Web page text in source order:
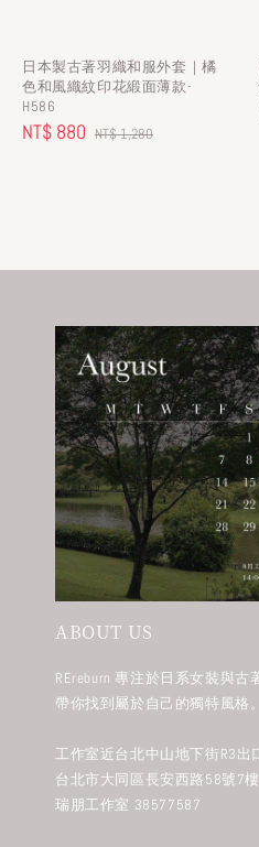
日本製古著羽織和服外套｜橘
色和風織紋印花緞面薄款-
H586
Sale
NT$ 880 Regular
NT$ 1,280
ABOUT US
REreburn 專注於日系女裝與古
帶你找到屬於自己的獨特風格。
工作室近台北中山地下街R3出
台北市大同區長安西路58號7樓
瑞朋工作室 38577587